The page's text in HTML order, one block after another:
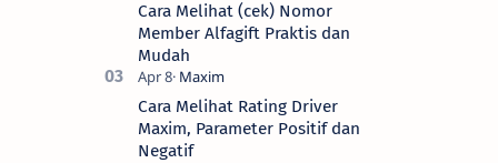
Cara Melihat (cek) Nomor
Member Alfagift Praktis dan
Mudah
Cara Melihat Rating Driver
Maxim, Parameter Positif dan
Negatif